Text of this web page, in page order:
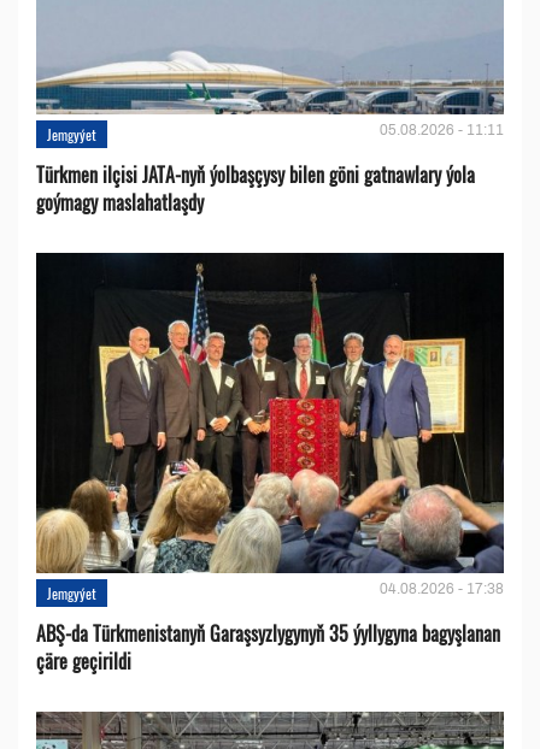
Jemgyýet 05.08.2026 - 11:11
Türkmen ilçisi JATA-nyň ýolbaşçysy bilen göni gatnawlary ýola
goýmagy maslahatlaşdy
Jemgyýet 04.08.2026 - 17:38
ABŞ-da Türkmenistanyň Garaşsyzlygynyň 35 ýyllygyna bagyşlanan
çäre geçirildi